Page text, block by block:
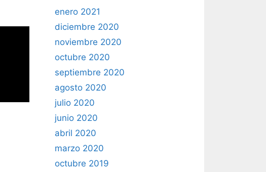
enero 2021
diciembre 2020
noviembre 2020
octubre 2020
septiembre 2020
agosto 2020
julio 2020
junio 2020
abril 2020
marzo 2020
octubre 2019